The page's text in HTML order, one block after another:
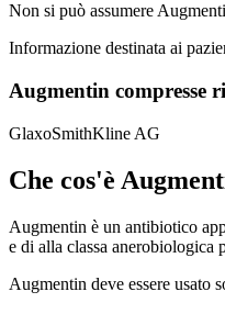
Non si può assumere
Informazione destinata ai
Augmentin compresse
GlaxoSmithKline AG
Che cos'è
Augmentin è un antibiotico
e di alla classa anerobiologica
Augmentin deve essere usato